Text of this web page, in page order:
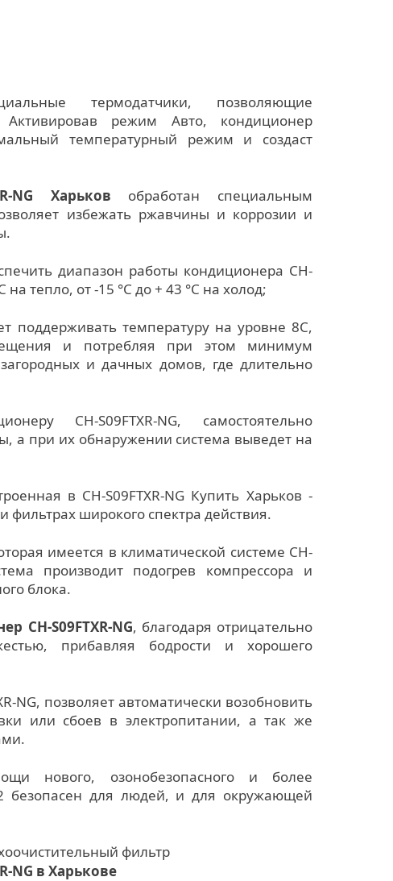
термодатчики, позволяющие
режим Авто, кондиционер
температурный режим и создаст
NG Харьков обработан специальным
избежать ржавчины и коррозии и
диапазон работы кондиционера CH-
на тепло, от -15 °C до + 43 °C на холод;
поддерживать температуру на уровне 8С,
и потребляя при этом минимум
и дачных домов, где длительно
CH-S09FTXR-NG, самостоятельно
а при их обнаружении система выведет на
в CH-S09FTXR-NG Купить Харьков -
фильтрах широкого спектра действия.
имеется в климатической системе CH-
производит подогрев компрессора и
блока.
CH-S09FTXR-NG, благодаря отрицательно
прибавляя бодрости и хорошего
NG, позволяет автоматически возобновить
или сбоев в электропитании, а так же
нового, озонобезопасного и более
безопасен для людей, и для окружающей
фильтр
NG в Харькове